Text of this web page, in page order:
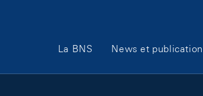
Main Navigation
La BNS News et